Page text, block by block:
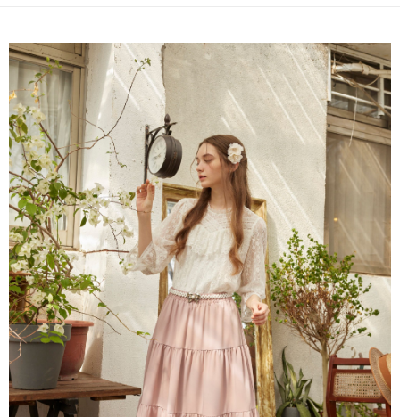
每筆NT$80，滿NT$2,000(含以上)免運費
付款後萊爾富取貨
每筆NT$80，滿NT$2,000(含以上)免運費
付款後7-11取貨
每筆NT$80，滿NT$2,000(含以上)免運費
宅配
每筆NT$80，滿NT$2,000(含以上)免運費
離島
每筆NT$100，滿NT$2,000(含以上)免運費